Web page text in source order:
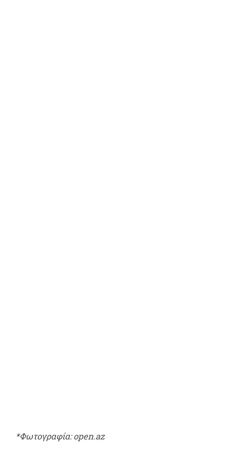
*Φωτογραφία: open.az